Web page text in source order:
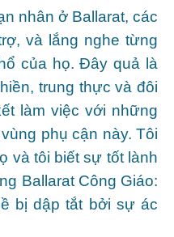
nhân ở Ballarat, các
và lắng nghe từng
của họ. Đây quả là
trung thực và đôi
làm việc với những
phụ cận này. Tôi
và tôi biết sự tốt lành
Ballarat Công Giáo:
bị dập tắt bởi sự ác